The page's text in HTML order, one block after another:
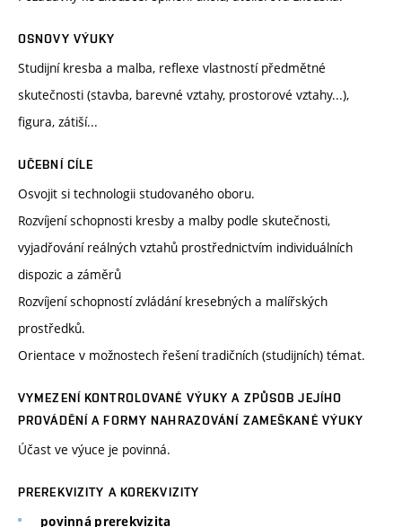
OSNOVY VÝUKY
Studijní kresba a malba, reflexe vlastností předmětné
skutečnosti (stavba, barevné vztahy, prostorové vztahy...),
figura, zátiší...
UČEBNÍ CÍLE
Osvojit si technologii studovaného oboru.
Rozvíjení schopnosti kresby a malby podle skutečnosti,
vyjadřování reálných vztahů prostřednictvím individuálních
dispozic a záměrů
Rozvíjení schopností zvládání kresebných a malířských
prostředků.
Orientace v možnostech řešení tradičních (studijních) témat.
VYMEZENÍ KONTROLOVANÉ VÝUKY A ZPŮSOB JEJÍHO
PROVÁDĚNÍ A FORMY NAHRAZOVÁNÍ ZAMEŠKANÉ VÝUKY
Účast ve výuce je povinná.
PREREKVIZITY A KOREKVIZITY
povinná prerekvizita